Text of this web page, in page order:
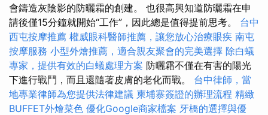
會鑄造灰陰影的防曬霜的創建。 也很高興知道防曬霜在申
請後僅15分鐘就開始“工作”，因此總是值得提前思考。 台中
西屯按摩推薦 權威眼科醫師推薦，讓您放心治療眼疾 南屯
按摩服務 小型外燴推薦，適合親友聚會的完美選擇 除白蟻
專家，提供有效的白蟻處理方案 防曬霜不僅在有害的陽光
下進行戰鬥，而且還隨著皮膚的老化而戰。 台中律師，當
地專業律師為您提供法律建議 柬埔寨簽證的辦理流程 精緻
BUFFET外燴菜色 優化Google商家檔案 牙橋的選擇與優